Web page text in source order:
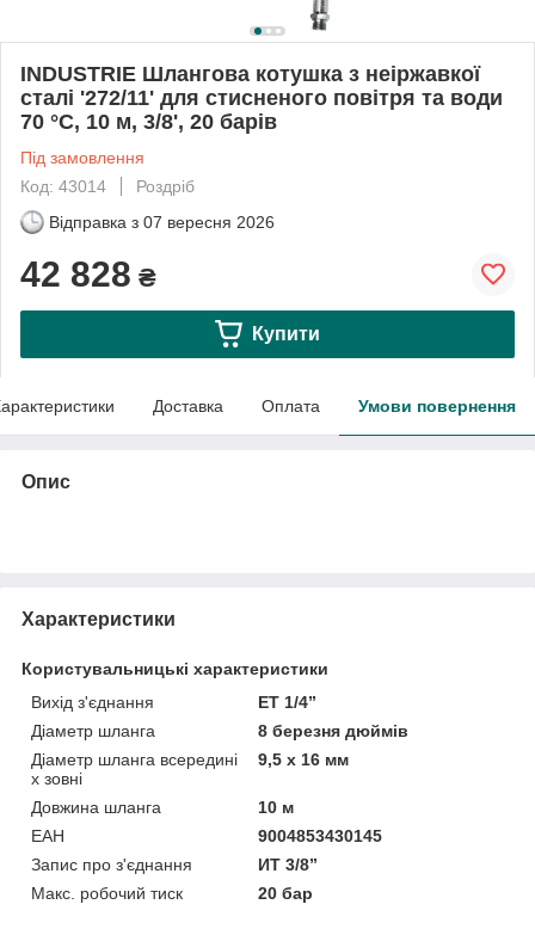
INDUSTRIE Шлангова котушка з неіржавкої
сталі '272/11' для стисненого повітря та води
70 °C, 10 м, 3/8', 20 барів
Під замовлення
Код: 43014
Роздріб
Відправка з 07 вересня 2026
42 828 ₴
Купити
Доставка Оплата Умови повернення
Опис
Характеристики
Користувальницькі характеристики
Вихід з'єднання
ЕТ 1/4”
Діаметр шланга
8 березня дюймів
Діаметр шланга всередині
x зовні
9,5 х 16 мм
Довжина шланга
10 м
ЕАН
9004853430145
Запис про з'єднання
ИТ 3/8”
Макс. робочий тиск
20 бар